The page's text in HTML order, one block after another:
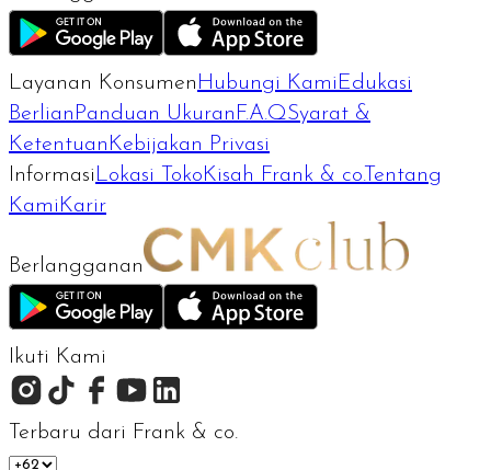
Layanan Konsumen Hubungi Kami Edukasi
Berlian Panduan Ukuran F.A.QSyarat &
Ketentuan Kebijakan Privasi
Informasi Lokasi Toko Kisah Frank & co.Tentang
Kami Karir
Berlangganan
Ikuti Kami
Terbaru dari Frank & co.